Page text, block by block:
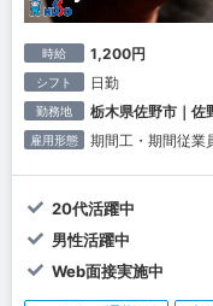
時給 1,200円
シフト 日勤
勤務地 栃木県佐野市｜佐
雇用形態 期間工・期間従業
20代活躍中
男性活躍中
Web面接実施中